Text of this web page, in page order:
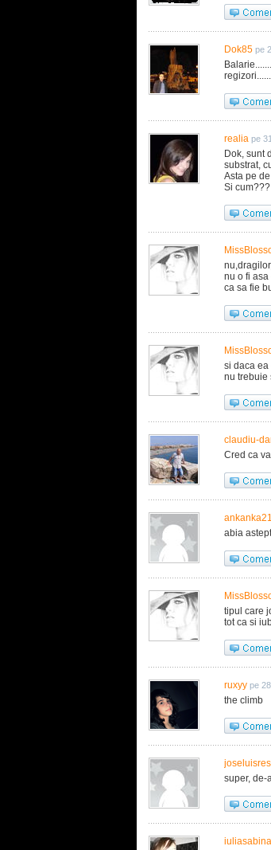
Dok85 pe
realia pe
Dok, sunt
substrat,
Asta pe
Si
nu o fi
ca sa fie
si daca
nu trebuie
claudiu-
Cred ca
abia
tipul care
tot ca si
ruxyy pe
the climb
super, de-
iuliasabina